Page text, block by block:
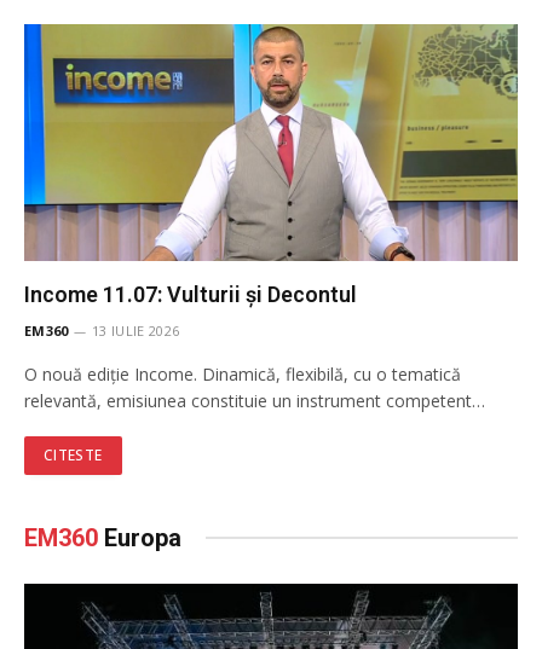
Income 11.07: Vulturii şi Decontul
EM360 13 IULIE 2026
O nouă ediție Income. Dinamică, flexibilă, cu o tematică
relevantă, emisiunea constituie un instrument competent…
CITESTE
EM360 Europa